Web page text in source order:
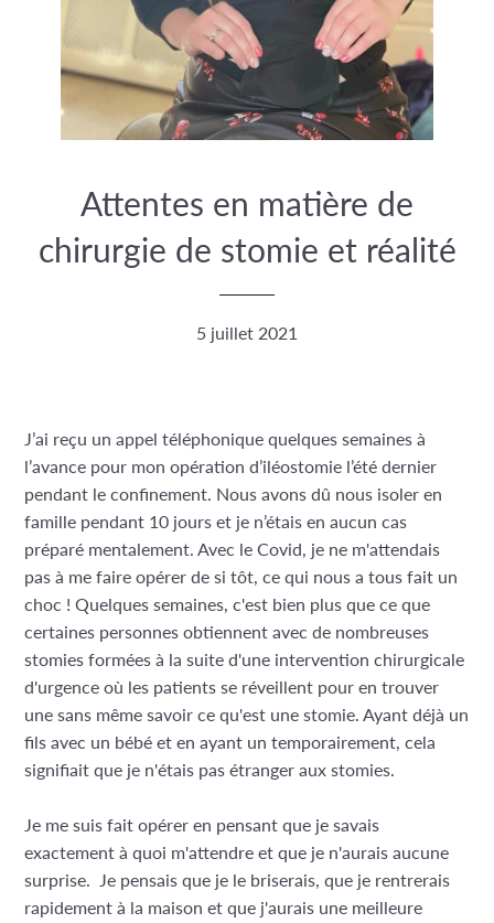
Attentes en matière de
chirurgie de stomie et réalité
5 juillet 2021
J’ai reçu un appel téléphonique quelques semaines à
l’avance pour mon opération d’iléostomie l’été dernier
pendant le confinement. Nous avons dû nous isoler en
famille pendant 10 jours et je n’étais en aucun cas
préparé mentalement. Avec le Covid, je ne m'attendais
pas à me faire opérer de si tôt, ce qui nous a tous fait un
choc ! Quelques semaines, c'est bien plus que ce que
certaines personnes obtiennent avec de nombreuses
stomies formées à la suite d'une intervention chirurgicale
d'urgence où les patients se réveillent pour en trouver
une sans même savoir ce qu'est une stomie. Ayant déjà un
fils avec un bébé et en ayant un temporairement, cela
signifiait que je n'étais pas étranger aux stomies.
Je me suis fait opérer en pensant que je savais
exactement à quoi m'attendre et que je n'aurais aucune
surprise. Je pensais que je le briserais, que je rentrerais
rapidement à la maison et que j'aurais une meilleure